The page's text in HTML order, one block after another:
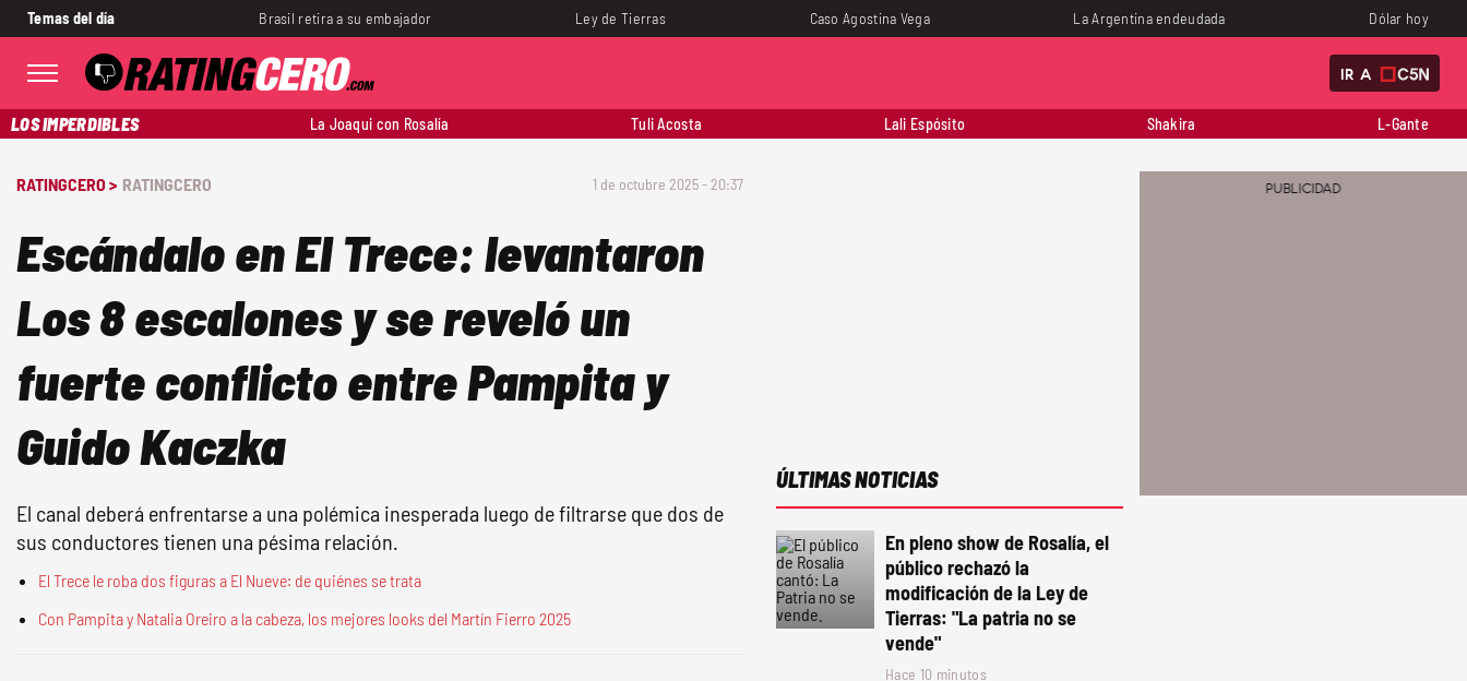
Temas del día Brasil retira a su embajador Ley de Tierras Caso Agostina Vega La Argentina endeudada Dólar hoy
IR A
LOS IMPERDIBLES La Joaqui con Rosalía Tuli Acosta Lali Espósito Shakira L-Gante
RATINGCERO > RATINGCERO 1 de octubre 2025 - 20:37
Escándalo en El Trece: levantaron
Los 8 escalones y se reveló un
fuerte conflicto entre Pampita y
Guido Kaczka
El canal deberá enfrentarse a una polémica inesperada luego de filtrarse que dos de
sus conductores tienen una pésima relación.
El Trece le roba dos figuras a El Nueve: de quiénes se trata
Con Pampita y Natalia Oreiro a la cabeza, los mejores looks del Martín Fierro 2025
ÚLTIMAS NOTICIAS
En pleno show de Rosalía, el
público rechazó la
modificación de la Ley de
Tierras: "La patria no se
vende"
Hace 10 minutos